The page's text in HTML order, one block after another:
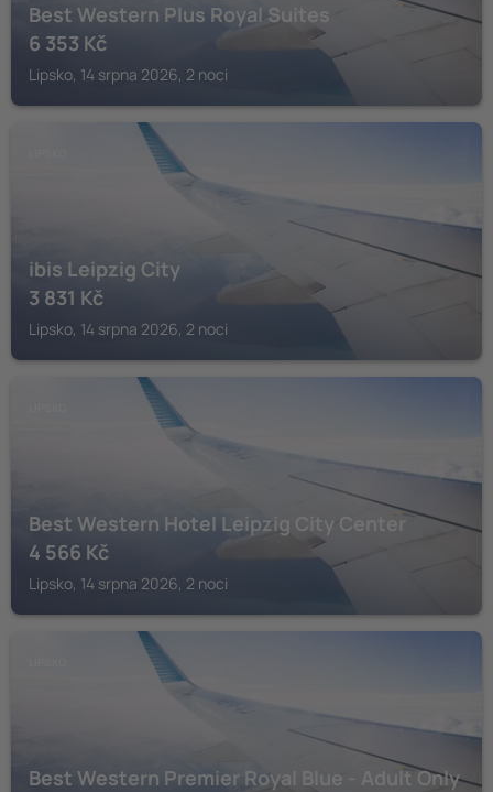
Best Western Plus Royal Suites
6 353 Kč
Lipsko, 14 srpna 2026, 2 noci
ibis Leipzig City
3 831 Kč
Lipsko, 14 srpna 2026, 2 noci
Best Western Hotel Leipzig City Center
4 566 Kč
Lipsko, 14 srpna 2026, 2 noci
Best Western Premier Royal Blue - Adult Only